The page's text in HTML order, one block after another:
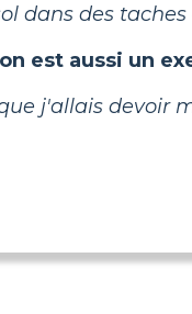
dans des
est aussi un
j'allais devoir